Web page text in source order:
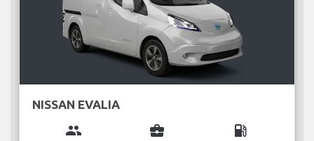
NISSAN EVALIA
group business_center local_gas_station